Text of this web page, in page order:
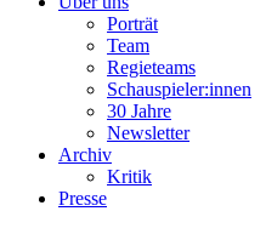
Porträt
Team
Regieteams
Schauspieler:innen
30 Jahre
Newsletter
Archiv
Kritik
Presse